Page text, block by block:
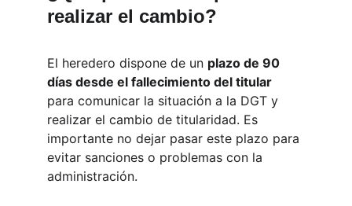
realizar el cambio?
El heredero dispone de un plazo de 90
días desde el fallecimiento del titular
para comunicar la situación a la DGT y
realizar el cambio de titularidad. Es
importante no dejar pasar este plazo para
evitar sanciones o problemas con la
administración.